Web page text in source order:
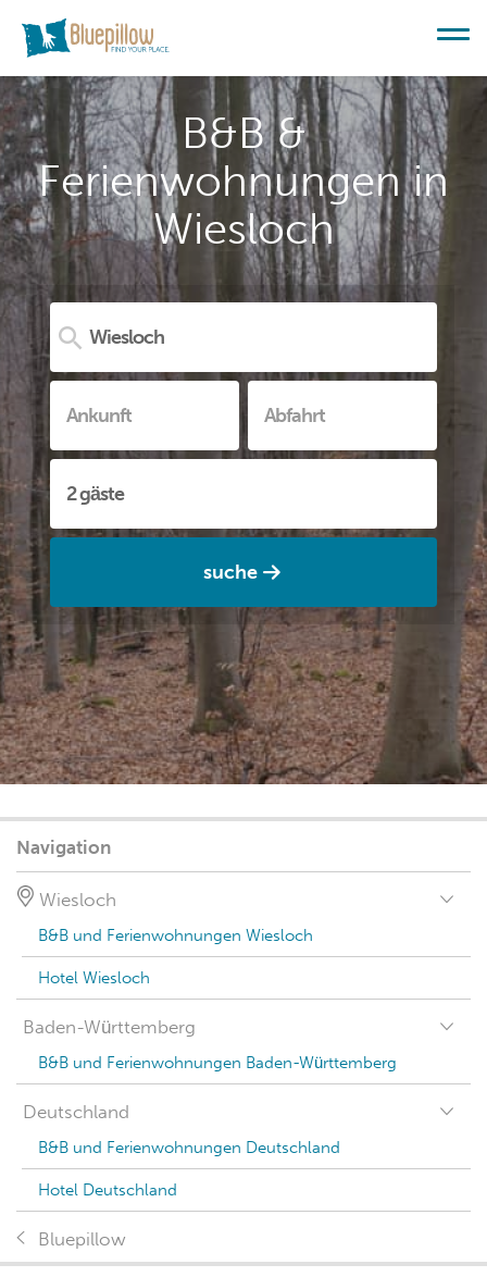
B&B &
Ferienwohnungen in
Wiesloch
suche
Navigation
Wiesloch
B&B und Ferienwohnungen Wiesloch
Hotel Wiesloch
Baden-Württemberg
B&B und Ferienwohnungen Baden-Württemberg
Deutschland
B&B und Ferienwohnungen Deutschland
Hotel Deutschland
Bluepillow